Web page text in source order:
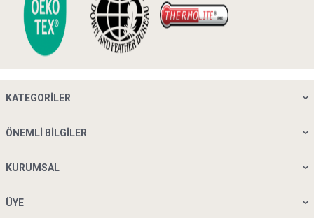
KATEGORILER
ÖNEMLI BILGILER
KURUMSAL
ÜYE